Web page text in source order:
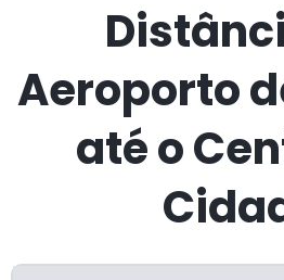
Aeroporto
até o